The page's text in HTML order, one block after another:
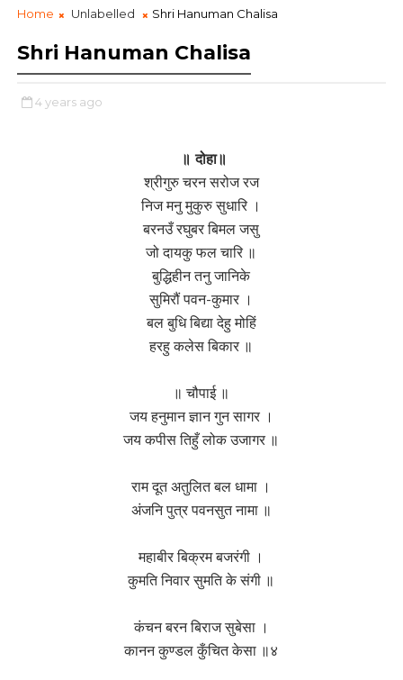
Home Unlabelled Shri Hanuman Chalisa
Shri Hanuman Chalisa
4 years ago
॥ दोहा॥
श्रीगुरु चरन सरोज रज
निज मनु मुकुरु सुधारि ।
बरनउँ रघुबर बिमल जसु
जो दायकु फल चारि ॥
बुद्धिहीन तनु जानिके
सुमिरौं पवन-कुमार ।
बल बुधि बिद्या देहु मोहिं
हरहु कलेस बिकार ॥
॥ चौपाई ॥
जय हनुमान ज्ञान गुन सागर ।
जय कपीस तिहुँ लोक उजागर ॥
राम दूत अतुलित बल धामा ।
अंजनि पुत्र पवनसुत नामा ॥
महाबीर बिक्रम बजरंगी ।
कुमति निवार सुमति के संगी ॥
कंचन बरन बिराज सुबेसा ।
कानन कुण्डल कुँचित केसा ॥४